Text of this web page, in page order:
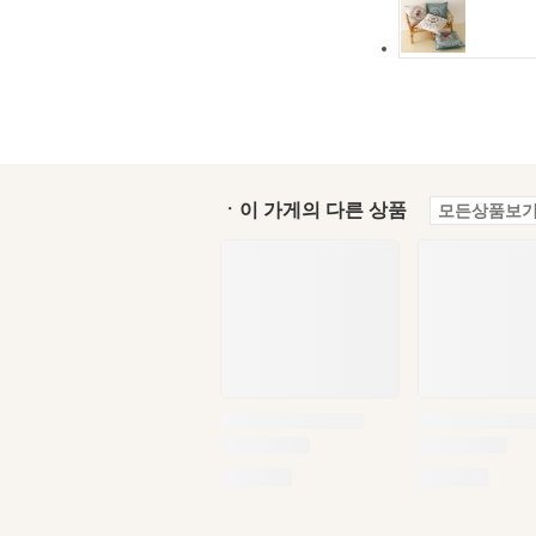
ㆍ이 가게의 다른 상품 모든상품보